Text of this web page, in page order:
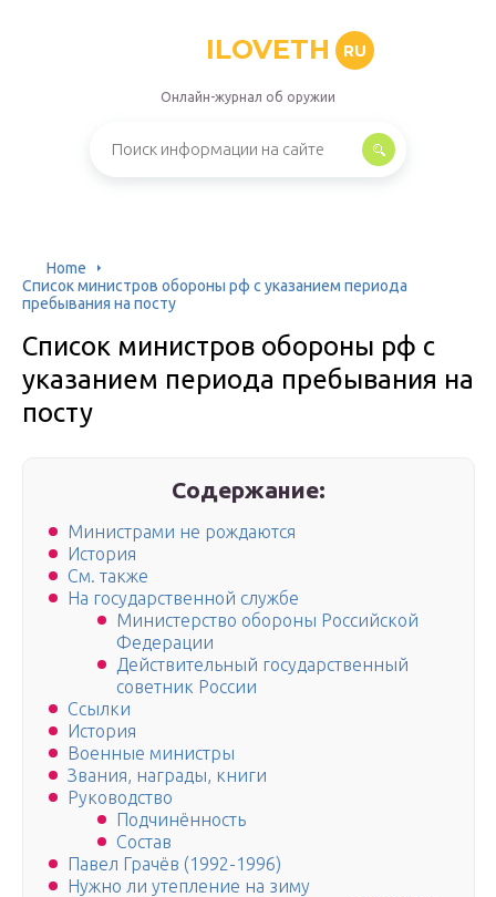
ILOVETH RU
Онлайн-журнал об оружии
Home
Список министров обороны рф с указанием периода
пребывания на посту
Список министров обороны рф с
указанием периода пребывания на
посту
Содержание:
Министрами не рождаются
История
См. также
На государственной службе
Министерство обороны Российской
Федерации
Действительный государственный
советник России
Ссылки
История
Военные министры
Звания, награды, книги
Руководство
Подчинённость
Состав
Павел Грачёв (1992-1996)
Нужно ли утепление на зиму